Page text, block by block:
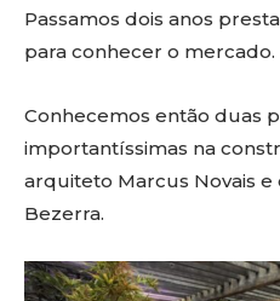
Passamos dois anos
para conhecer o mercado.
Conhecemos então duas
importantíssimas na
arquiteto Marcus Novais
Bezerra.